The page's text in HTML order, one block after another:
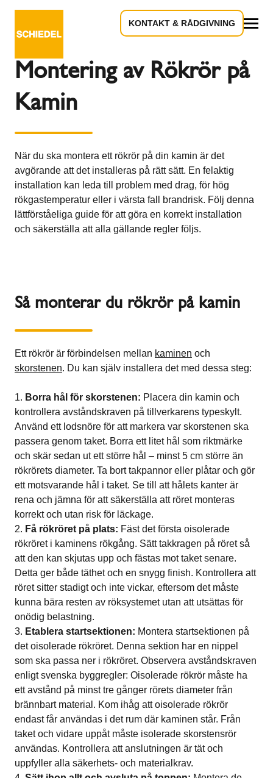
KONTAKT & RÅDGIVNING
Montering av Rökrör på
Kamin
När du ska montera ett rökrör på din kamin är det
avgörande att det installeras på rätt sätt. En felaktig
installation kan leda till problem med drag, för hög
rökgastemperatur eller i värsta fall brandrisk. Följ denna
lättförståeliga guide för att göra en korrekt installation
och säkerställa att alla gällande regler följs.
Så monterar du rökrör på kamin
Ett rökrör är förbindelsen mellan kaminen och
skorstenen. Du kan själv installera det med dessa steg:
Borra hål för skorstenen: Placera din kamin och
kontrollera avståndskraven på tillverkarens typeskylt.
Använd ett lodsnöre för att markera var skorstenen ska
passera genom taket. Borra ett litet hål som riktmärke
och skär sedan ut ett större hål – minst 5 cm större än
rökrörets diameter. Ta bort takpannor eller plåtar och gör
ett motsvarande hål i taket. Se till att hålets kanter är
rena och jämna för att säkerställa att röret monteras
korrekt och utan risk för läckage.
Få rökröret på plats: Fäst det första oisolerade
rökröret i kaminens rökgång. Sätt takkragen på röret så
att den kan skjutas upp och fästas mot taket senare.
Detta ger både täthet och en snygg finish. Kontrollera att
röret sitter stadigt och inte vickar, eftersom det måste
kunna bära resten av röksystemet utan att utsättas för
onödig belastning.
Etablera startsektionen: Montera startsektionen på
det oisolerade rökröret. Denna sektion har en nippel
som ska passa ner i rökröret. Observera avståndskraven
enligt svenska byggregler: Oisolerade rökrör måste ha
ett avstånd på minst tre gånger rörets diameter från
brännbart material. Kom ihåg att oisolerade rökrör
endast får användas i det rum där kaminen står. Från
taket och vidare uppåt måste isolerade skorstensrör
användas. Kontrollera att anslutningen är tät och
uppfyller alla säkerhets- och materialkrav.